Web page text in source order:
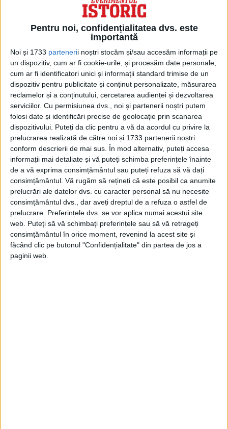
Pentru noi, confidențialitatea dvs. este
importantă
Noi și 1733 partenerii noștri stocăm și/sau accesăm informații pe
un dispozitiv, cum ar fi cookie-urile, și procesăm date personale,
cum ar fi identificatori unici și informații standard trimise de un
dispozitiv pentru publicitate și conținut personalizate, măsurarea
reclamelor și a conținutului, cercetarea audienței și dezvoltarea
serviciilor. Cu permisiunea dvs., noi și partenerii noștri putem
folosi date și identificări precise de geolocație prin scanarea
dispozitivului. Puteți da clic pentru a vă da acordul cu privire la
prelucrarea realizată de către noi și 1733 partenerii noștri
conform descrierii de mai sus. În mod alternativ, puteți accesa
informații mai detaliate și vă puteți schimba preferințele înainte
de a vă exprima consimțământul sau puteți refuza să vă dați
consimțământul. Vă rugăm să rețineți că este posibil ca anumite
prelucrări ale datelor dvs. cu caracter personal să nu necesite
consimțământul dvs., dar aveți dreptul de a refuza o astfel de
prelucrare. Preferințele dvs. se vor aplica numai acestui site
web. Puteți să vă schimbați preferințele sau să vă retrageți
consimțământul în orice moment, revenind la acest site și
făcând clic pe butonul "Confidențialitate" din partea de jos a
paginii web.
cartierul de iarnă al Marii Armate a fost
distrus. După ce a așteptat o lună pentru o
capitulare care nu a mai venit, Napoleon,
confruntat cu începutul iernii rusești, a fost
nevoit să ordone armatei sale înfometate
să părăsească Moscova.
În timpul retragerii dezastruoase, armata
lui Napoleon a suferit hărțuiri continue din